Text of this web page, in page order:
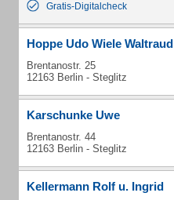
Gratis-Digitalcheck
Hoppe Udo Wiele Waltraud
Brentanostr. 25
12163 Berlin - Steglitz
Karschunke Uwe
Brentanostr. 44
12163 Berlin - Steglitz
Kellermann Rolf u. Ingrid